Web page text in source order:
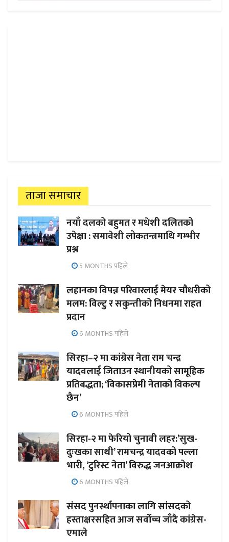
ताजा समाचार
नयाँ दलको बहुमत र मधेशी दलितको
उपेक्षा : समावेशी लोकतन्त्रमाथि गम्भीर
प्रश्न
5 MONTHS पहिले
लहानका विपन्न परिवारलाई मेयर चौधरीको
मलम: विल्टु र सकुन्तीको निधनमा राहत
प्रदान
6 MONTHS पहिले
सिरहा–२ मा कांग्रेस नेता राम चन्द्र
यादवलाई जिताउन स्थानीयको सामूहिक
प्रतिबद्धता; ‘विकासप्रेमी नेताको विकल्प
छैन’
6 MONTHS पहिले
सिरहा-२ मा फेरियो चुनावी लहर:’सुख-
दुःखका साथी’ रामचन्द्र यादवको पल्ला
भारी, ‘टुरिस्ट नेता’ विरुद्ध जनआक्रोश
6 MONTHS पहिले
संसद पुनर्स्थापनाका लागि सांसदको
हस्ताक्षरसहित आज सर्वोच्च जाँदै कांग्रेस-
एमाले